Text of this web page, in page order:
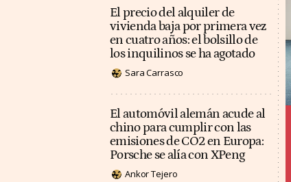
El precio del alquiler de
vivienda baja por primera vez
en cuatro años: el bolsillo de
los inquilinos se ha agotado
Sara Carrasco
El automóvil alemán acude al
chino para cumplir con las
emisiones de CO2 en Europa:
Porsche se alía con XPeng
Ankor Tejero